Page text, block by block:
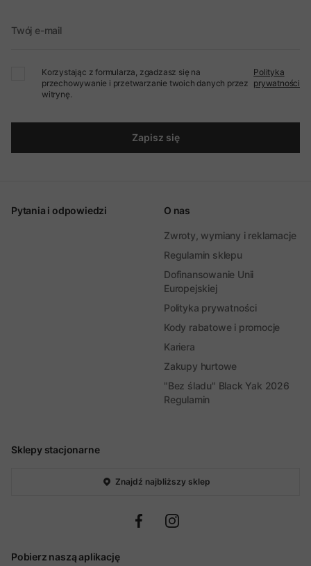
Twój e-mail
Korzystając z formularza, zgadzasz się na
przechowywanie i przetwarzanie twoich danych przez
witrynę.
Polityka
prywatności
Zapisz się
Sklepy stacjonarne
Znajdź najbliższy sklep
Pobierz naszą aplikację
Pytania i odpowiedzi O nas
Zwroty, wymiany i reklamacje
Regulamin sklepu
Dofinansowanie Unii
Europejskiej
Polityka prywatności
Kody rabatowe i promocje
Kariera
Zakupy hurtowe
"Bez śladu" Black Yak 2026
Regulamin